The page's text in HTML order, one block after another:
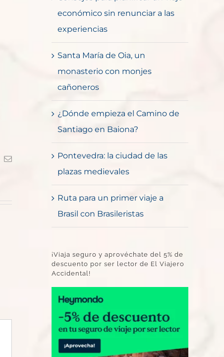
Correo
económico sin renunciar a las
experiencias
Santa María de Oia, un
monasterio con monjes
cañoneros
¿Dónde empieza el Camino de
Santiago en Baiona?
Pontevedra: la ciudad de las
plazas medievales
Ruta para un primer viaje a
Brasil con Brasileristas
¡Viaja seguro y aprovéchate del 5% de
descuento por ser lector de El Viajero
Accidental!